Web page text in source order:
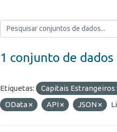
1 conjunto de
Etiquetas: Capitais Estrangeiros
OData
API JSON